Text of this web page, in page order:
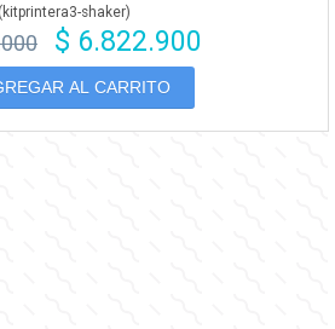
(kitprintera3-shaker)
$ 6.822.900
AL CARRITO